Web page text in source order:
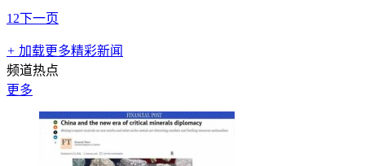
1 2下一页
+ 加载更多精彩新闻
频道热点
更多